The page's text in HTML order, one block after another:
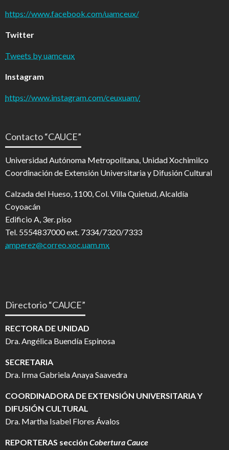
https://www.facebook.com/uamceux/
Twitter
Tweets by uamceux
Instagram
https://www.instagram.com/ceuxuam/
Contacto “CAUCE”
Universidad Autónoma Metropolitana, Unidad Xochimilco
Coordinación de Extensión Universitaria y Difusión Cultural
Calzada del Hueso, 1100, Col. Villa Quietud, Alcaldía
Coyoacán
Edificio A, 3er. piso
Tel. 5554837000 ext. 7334/7320/7333
amperez@correo.xoc.uam.mx
Directorio “CAUCE”
RECTORA DE UNIDAD
Dra. Angélica Buendía Espinosa
SECRETARIA
Dra. Irma Gabriela Anaya Saavedra
COORDINADORA DE EXTENSIÓN UNIVERSITARIA Y
DIFUSIÓN CULTURAL
Dra. Martha Isabel Flores Ávalos
REPORTERAS sección Cobertura Cauce